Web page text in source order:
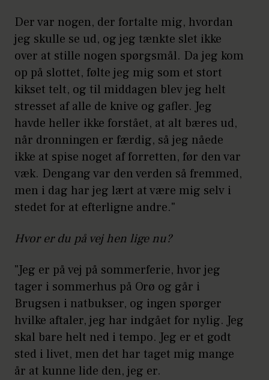
Der var nogen, der fortalte mig, hvordan
jeg skulle se ud, og jeg tænkte slet ikke
over at stille nogen spørgsmål. Da jeg kom
op på slottet, følte jeg mig som et stort
kikset telt, og til middagen blev jeg helt
stresset af alle de knive og gafler. Jeg
havde heller ikke forstået, at alt bæres ud,
når dronningen er færdig, så jeg nåede
ikke at spise noget af forretten, før den var
væk. Dengang var den verden så fremmed,
men i dag har jeg lært at være mig selv i
stedet for at efterligne andre."
Hvor er du på vej hen lige nu?
"Jeg er på vej på sommerferie, hvor jeg
tager i sommerhus på Orø og går i
Brugsen i natbukser, og ingen spørger
hvilke aftaler, jeg har indgået for nylig. Jeg
skal bare helt ned i tempo. Jeg er et godt
sted i livet, men det har taget mig mange
år at kunne lide den, jeg er.